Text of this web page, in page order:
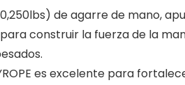
de agarre de mano,
construir la fuerza de la
es excelente para